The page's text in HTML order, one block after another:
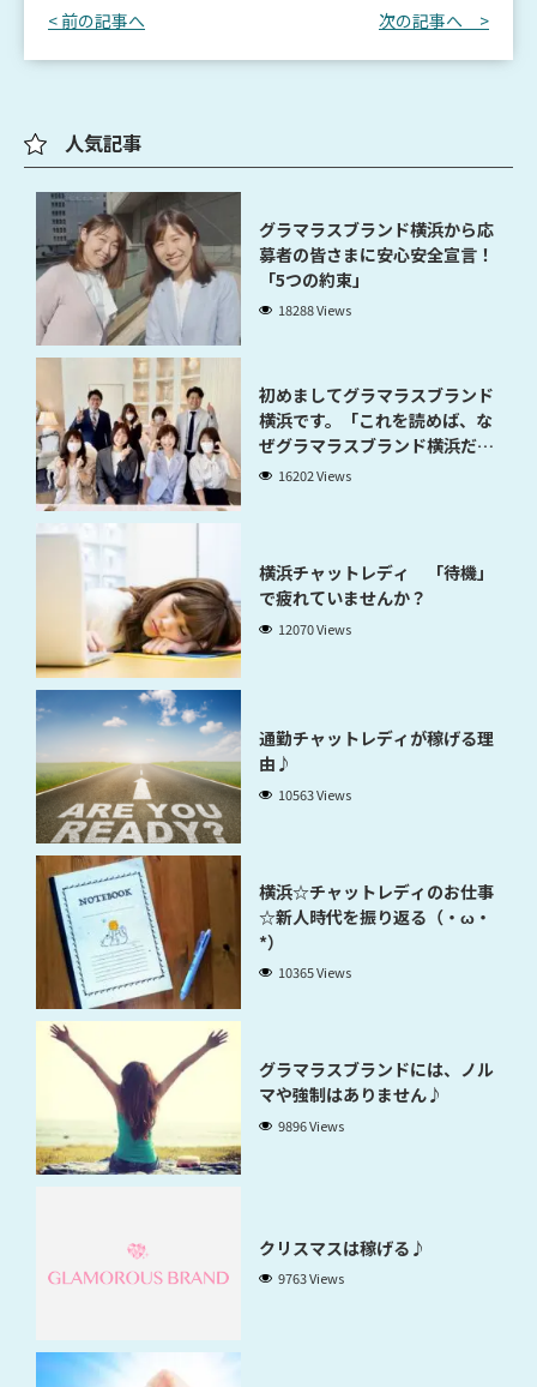
< 前の記事へ 次の記事へ >
人気記事
グラマラスブランド横浜から応
募者の皆さまに安心安全宣言！
「5つの約束」
18288 Views
初めましてグラマラスブランド
横浜です。「これを読めば、な
ぜグラマラスブランド横浜だと
稼げるのかが分かります」
16202 Views
横浜チャットレディ 「待機」
で疲れていませんか？
12070 Views
通勤チャットレディが稼げる理
由♪
10563 Views
横浜☆チャットレディのお仕事
☆新人時代を振り返る（・ω・
*）
10365 Views
グラマラスブランドには、ノル
マや強制はありません♪
9896 Views
クリスマスは稼げる♪
9763 Views